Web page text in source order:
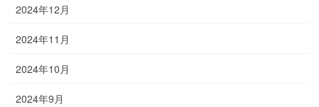
2024年12月
2024年11月
2024年10月
2024年9月